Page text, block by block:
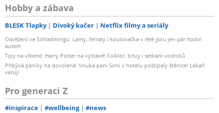
Hobby a zábava
BLESK Tlapky Divoký kačer Netflix filmy a seriály
Osvěžení ve Schladmingu: Lamy, ferraty i koulovačka v létě jsou jen pár hodin
autem
Tipy na víkend: Harry Potter na výstavě! Folklor, bitvy i setkání vodníků
Přibývá paniky na dovolené: Vnuka paní Soni v hotelu poštípaly štěnice! Lékaři
varují
Pro generaci Z
#inspirace #wellbeing #news